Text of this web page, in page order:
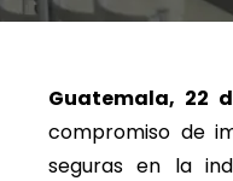
Guatemala, 22
compromiso de
seguras en la